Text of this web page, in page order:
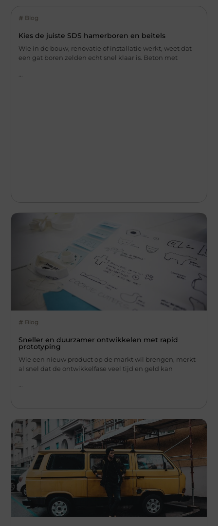
Blog
Kies de juiste SDS hamerboren en beitels
Wie in de bouw, renovatie of installatie werkt, weet dat
een gat boren zelden echt snel klaar is. Beton met
Blog
Sneller en duurzamer ontwikkelen met rapid
prototyping
Wie een nieuw product op de markt wil brengen, merkt
al snel dat de ontwikkelfase veel tijd en geld kan